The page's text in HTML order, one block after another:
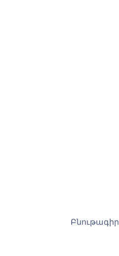
Բնութագիր